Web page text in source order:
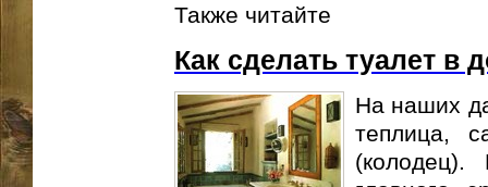
Также читайте
Как сделать туалет в
На наших
теплица,